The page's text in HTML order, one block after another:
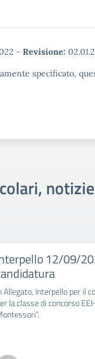
- Revisione:
specificato,
12/09/
Allegato, Interpello per il
la classe di concorso